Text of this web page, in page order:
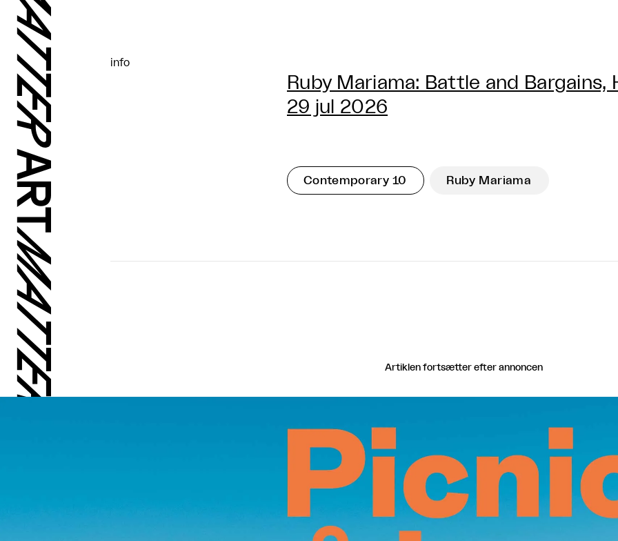
info
Ruby Mariama: Battle and Bargains,
29 jul 2026
Contemporary 10 Ruby Mariama
Artiklen fortsætter efter annoncen